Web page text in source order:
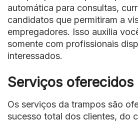
automática para consultas,
candidatos que permitiram a
empregadores. Isso auxilia
somente com profissionais
interessados.
Serviços oferecidos
Os serviços da trampos são
sucesso total dos clientes, do